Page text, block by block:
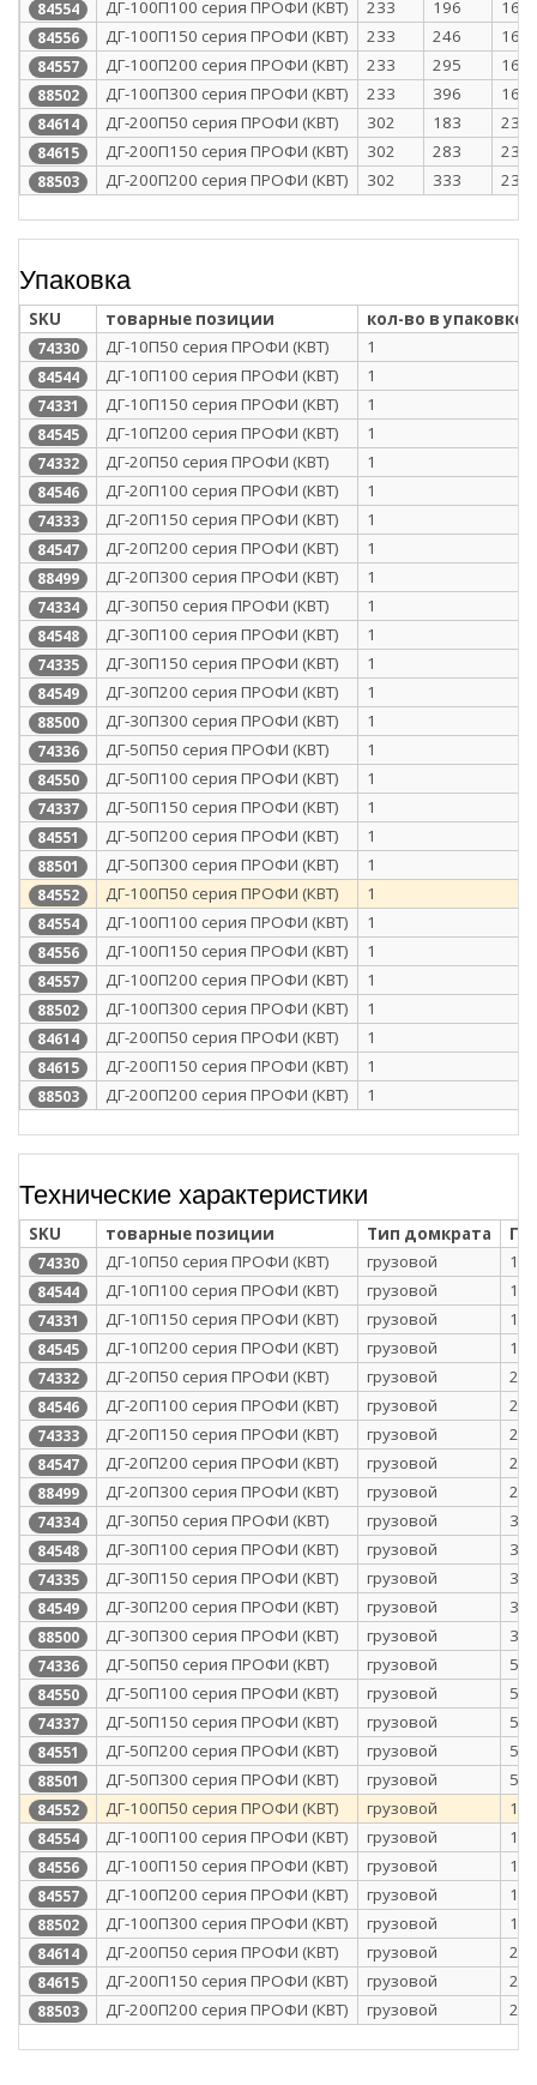
84554 ДГ-100П100 серия ПРОФИ (КВТ) 233 196 168
84556 ДГ-100П150 серия ПРОФИ (КВТ) 233 246 168
84557 ДГ-100П200 серия ПРОФИ (КВТ) 233 295 168
88502 ДГ-100П300 серия ПРОФИ (КВТ) 233 396 168
84614 ДГ-200П50 серия ПРОФИ (КВТ) 302 183 237
84615 ДГ-200П150 серия ПРОФИ (КВТ) 302 283 237
88503 ДГ-200П200 серия ПРОФИ (КВТ) 302 333 237
Упаковка
SKU товарные позиции кол-во в упаковке
74330 ДГ-10П50 серия ПРОФИ (КВТ) 1
84544 ДГ-10П100 серия ПРОФИ (КВТ) 1
74331 ДГ-10П150 серия ПРОФИ (КВТ) 1
84545 ДГ-10П200 серия ПРОФИ (КВТ) 1
74332 ДГ-20П50 серия ПРОФИ (КВТ) 1
84546 ДГ-20П100 серия ПРОФИ (КВТ) 1
74333 ДГ-20П150 серия ПРОФИ (КВТ) 1
84547 ДГ-20П200 серия ПРОФИ (КВТ) 1
88499 ДГ-20П300 серия ПРОФИ (КВТ) 1
74334 ДГ-30П50 серия ПРОФИ (КВТ) 1
84548 ДГ-30П100 серия ПРОФИ (КВТ) 1
74335 ДГ-30П150 серия ПРОФИ (КВТ) 1
84549 ДГ-30П200 серия ПРОФИ (КВТ) 1
88500 ДГ-30П300 серия ПРОФИ (КВТ) 1
74336 ДГ-50П50 серия ПРОФИ (КВТ) 1
84550 ДГ-50П100 серия ПРОФИ (КВТ) 1
74337 ДГ-50П150 серия ПРОФИ (КВТ) 1
84551 ДГ-50П200 серия ПРОФИ (КВТ) 1
88501 ДГ-50П300 серия ПРОФИ (КВТ) 1
84552 ДГ-100П50 серия ПРОФИ (КВТ) 1
84554 ДГ-100П100 серия ПРОФИ (КВТ) 1
84556 ДГ-100П150 серия ПРОФИ (КВТ) 1
84557 ДГ-100П200 серия ПРОФИ (КВТ) 1
88502 ДГ-100П300 серия ПРОФИ (КВТ) 1
84614 ДГ-200П50 серия ПРОФИ (КВТ) 1
84615 ДГ-200П150 серия ПРОФИ (КВТ) 1
88503 ДГ-200П200 серия ПРОФИ (КВТ) 1
Технические характеристики
SKU товарные позиции Тип домкрата
74330 ДГ-10П50 серия ПРОФИ (КВТ) грузовой 10
84544 ДГ-10П100 серия ПРОФИ (КВТ) грузовой 10
74331 ДГ-10П150 серия ПРОФИ (КВТ) грузовой 10
84545 ДГ-10П200 серия ПРОФИ (КВТ) грузовой 10
74332 ДГ-20П50 серия ПРОФИ (КВТ) грузовой 20
84546 ДГ-20П100 серия ПРОФИ (КВТ) грузовой 20
74333 ДГ-20П150 серия ПРОФИ (КВТ) грузовой 20
84547 ДГ-20П200 серия ПРОФИ (КВТ) грузовой 20
88499 ДГ-20П300 серия ПРОФИ (КВТ) грузовой 20
74334 ДГ-30П50 серия ПРОФИ (КВТ) грузовой 30
84548 ДГ-30П100 серия ПРОФИ (КВТ) грузовой 30
74335 ДГ-30П150 серия ПРОФИ (КВТ) грузовой 30
84549 ДГ-30П200 серия ПРОФИ (КВТ) грузовой 30
88500 ДГ-30П300 серия ПРОФИ (КВТ) грузовой 30
74336 ДГ-50П50 серия ПРОФИ (КВТ) грузовой 50
84550 ДГ-50П100 серия ПРОФИ (КВТ) грузовой 50
74337 ДГ-50П150 серия ПРОФИ (КВТ) грузовой 50
84551 ДГ-50П200 серия ПРОФИ (КВТ) грузовой 50
88501 ДГ-50П300 серия ПРОФИ (КВТ) грузовой 50
84552 ДГ-100П50 серия ПРОФИ (КВТ) грузовой 100
84554 ДГ-100П100 серия ПРОФИ (КВТ) грузовой 100
84556 ДГ-100П150 серия ПРОФИ (КВТ) грузовой 100
84557 ДГ-100П200 серия ПРОФИ (КВТ) грузовой 100
88502 ДГ-100П300 серия ПРОФИ (КВТ) грузовой 100
84614 ДГ-200П50 серия ПРОФИ (КВТ) грузовой 200
84615 ДГ-200П150 серия ПРОФИ (КВТ) грузовой 200
88503 ДГ-200П200 серия ПРОФИ (КВТ) грузовой 200